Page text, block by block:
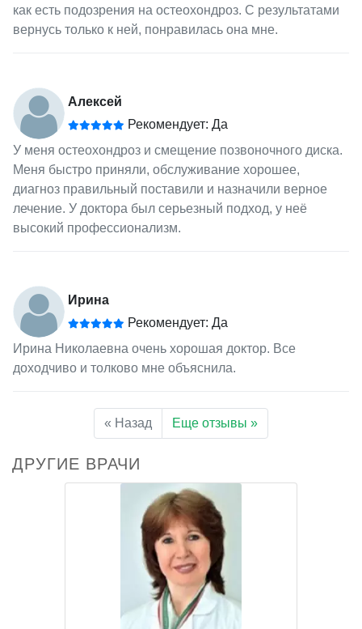
как есть подозрения на остеохондроз. С результатами
вернусь только к ней, понравилась она мне.
Алексей
Рекомендует: Да
У меня остеохондроз и смещение позвоночного диска.
Меня быстро приняли, обслуживание хорошее,
диагноз правильный поставили и назначили верное
лечение. У доктора был серьезный подход, у неё
высокий профессионализм.
Ирина
Рекомендует: Да
Ирина Николаевна очень хорошая доктор. Все
доходчиво и толково мне объяснила.
« Назад Еще отзывы »
ДРУГИЕ ВРАЧИ